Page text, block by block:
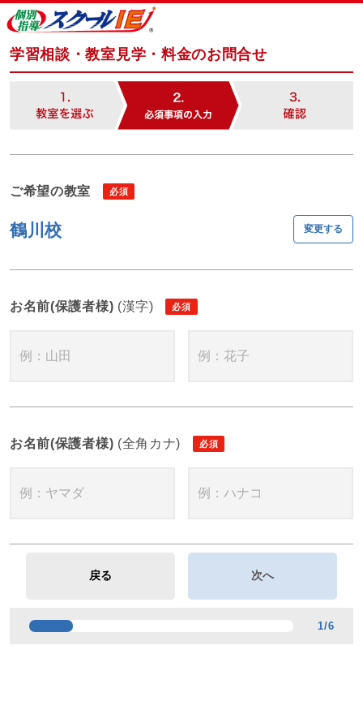
学習相談・教室見学・料金のお問合せ
ご希望の教室
鶴川校 変更する
お名前(保護者様) (漢字)
お名前(保護者様) (全角カナ)
1/6